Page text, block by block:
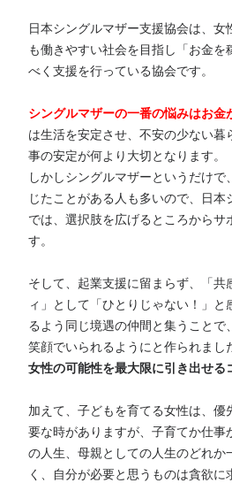
日本シングルマザー支援協会は、女
も働きやすい社会を目指し「お金を
べく支援を行っている協会です。
シングルマザーの一番の悩みはお金
は生活を安定させ、不安の少ない暮
事の安定が何より大切となります。
しかしシングルマザーというだけ
じたことがある人も多いので、日本
では、選択肢を広げるところからサ
す。
そして、起業支援に留まらず、「共
ィ」として「ひとりじゃない！」と
るよう同じ境遇の仲間と集うことで
笑顔でいられるようにと作られまし
女性の可能性を最大限に引き出せる
加えて、子どもを育てる女性は、優
要な時がありますが、子育てか仕事
の人生、母親としての人生のどれか
く、自分が必要と思うものは貪欲